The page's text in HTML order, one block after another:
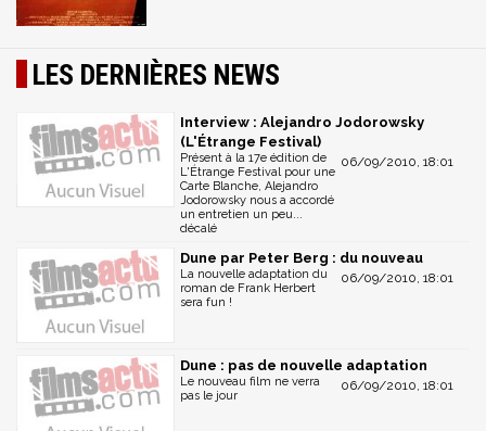
LES DERNIÈRES NEWS
Interview : Alejandro Jodorowsky
(L'Étrange Festival)
06/09/2010, 18:01
Présent à la 17e édition de
L'Étrange Festival pour une
Carte Blanche, Alejandro
Jodorowsky nous a accordé
un entretien un peu...
décalé
Dune par Peter Berg : du nouveau
06/09/2010, 18:01
La nouvelle adaptation du
roman de Frank Herbert
sera fun !
Dune : pas de nouvelle adaptation
06/09/2010, 18:01
Le nouveau film ne verra
pas le jour